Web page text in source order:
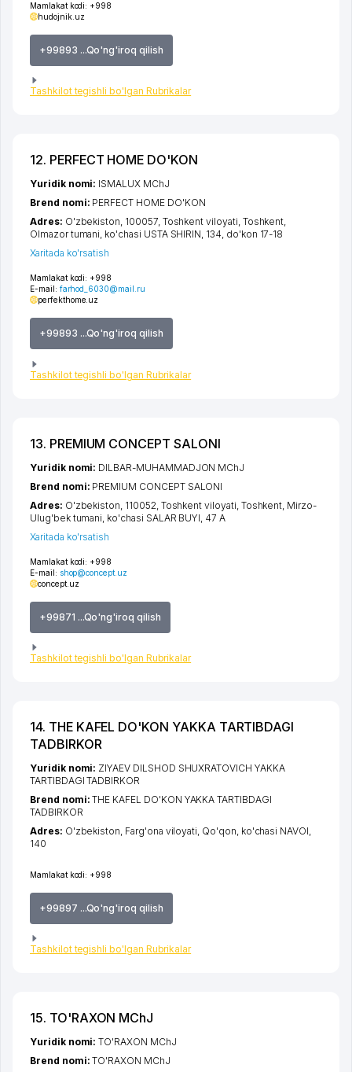
Mamlakat kodi: +998
hudojnik.uz
+99893 ...Qo'ng'iroq qilish
Tashkilot tegishli bo'lgan Rubrikalar
12. PERFECT HOME DO'KON
Mamlakat kodi: +998
E-mail: farhod_6030@mail.ru
perfekthome.uz
+99893 ...Qo'ng'iroq qilish
Tashkilot tegishli bo'lgan Rubrikalar
Yuridik nomi: ISMALUX MChJ
Brend nomi: PERFECT HOME DO'KON
Adres: O'zbekiston, 100057, Toshkent viloyati, Toshkent,
Olmazor tumani, ko'chasi USTA SHIRIN, 134, do'kon 17-18
Xaritada ko'rsatish
13. PREMIUM CONCEPT SALONI
Mamlakat kodi: +998
E-mail: shop@concept.uz
concept.uz
+99871 ...Qo'ng'iroq qilish
Tashkilot tegishli bo'lgan Rubrikalar
Yuridik nomi: DILBAR-MUHAMMADJON MChJ
Brend nomi: PREMIUM CONCEPT SALONI
Adres: O'zbekiston, 110052, Toshkent viloyati Toshkent Mirzo-
Ulug'bek tumani ko'chasi SALAR BUYI , 47 А
Xaritada ko'rsatish
14. THE KAFEL DO'KON YAKKA TARTIBDAGI
TADBIRKOR
Mamlakat kodi: +998
+99897 ...Qo'ng'iroq qilish
Tashkilot tegishli bo'lgan Rubrikalar
Yuridik nomi: ZIYAEV DILSHOD SHUXRATOVICH YAKKA
TARTIBDAGI TADBIRKOR
Brend nomi:THE KAFEL DO'KON YAKKA TARTIBDAGI
TADBIRKOR
Adres: O'zbekiston, Farg'ona viloyati Qo'qon ko'chasi NAVOI
140
15. TO'RAXON MChJ
Yuridik nomi:TO'RAXON MChJ
Brend nomi:TO'RAXON MChJ